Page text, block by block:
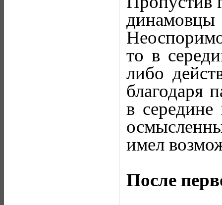
динамовцы
то в
либо
благодаря
в
имел
После